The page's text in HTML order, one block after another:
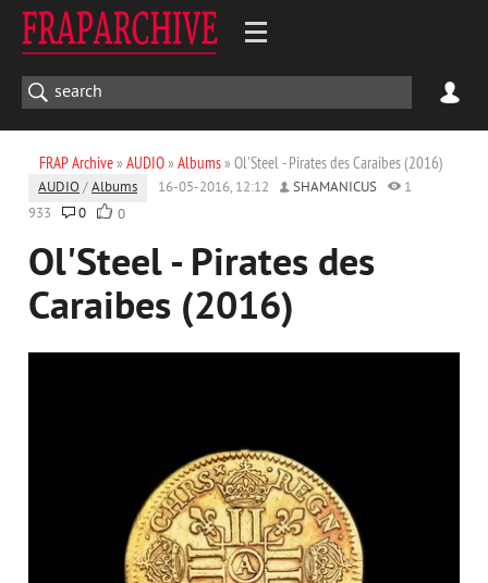
FRAP Archive» AUDIO» Albums» Ol'Steel - Pirates des Caraibes (2016)
AUDIO /Albums 16-05-2016, 12:12 SHAMANICUS
1
933
0 0
Ol'Steel - Pirates des
Caraibes (2016)